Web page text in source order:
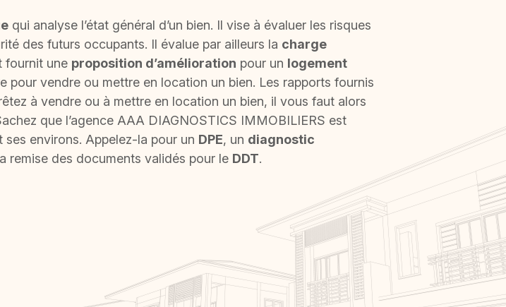
qui analyse l’état général d’un bien. Il vise à évaluer les risques
des futurs occupants. Il évalue par ailleurs la charge
fournit une proposition d’amélioration pour un logement
pour vendre ou mettre en location un bien. Les rapports fournis
à vendre ou à mettre en location un bien, il vous faut alors
que l’agence AAA DIAGNOSTICS IMMOBILIERS est
environs. Appelez-la pour un DPE, un diagnostic
remise des documents validés pour le DDT.